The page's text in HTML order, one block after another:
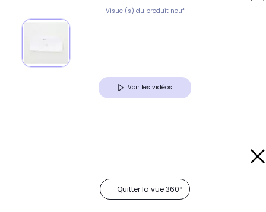
Visuel(s) du produit neuf
Voir les vidéos
Quitter la vue 360°